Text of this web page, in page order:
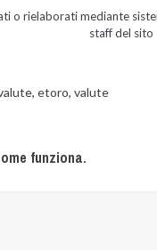
o rielaborati mediante
staff del sito
, etoro, valute
funziona.